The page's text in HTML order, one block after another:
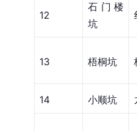
12
石门楼
坑
13 梧桐坑
14 小顺坑